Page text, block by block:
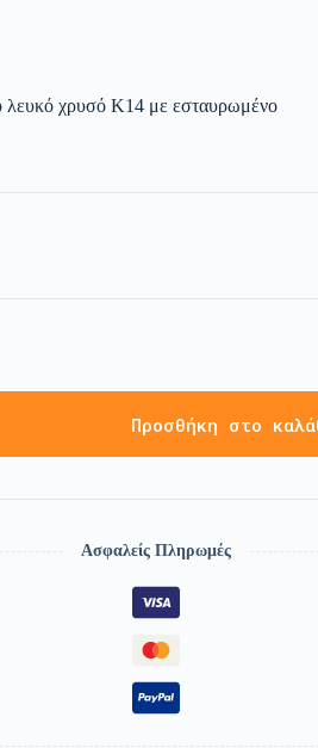
λευκό χρυσό Κ14 με εσταυρωμένο
Προσθήκη στο
Ασφαλείς Πληρωμές